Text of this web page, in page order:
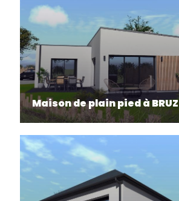
Maison de plain pied à BRUZ